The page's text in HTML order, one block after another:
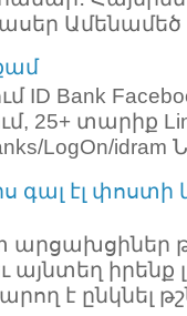
Ամենամեծ
ID Bank
25+ տարիք
LogOn/idram
գալ էլ
այնտեղ իրենք
է ընկնել